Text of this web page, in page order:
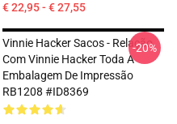
€ 22,95 - € 27,55
Vinnie Hacker Sacos - Relação
Com Vinnie Hacker Toda A
Embalagem De Impressão
RB1208 #ID8369
-20%